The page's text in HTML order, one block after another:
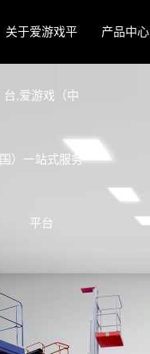
关于爱游戏平
台,爱游戏（中
国）一站式服务
平台
产品中心